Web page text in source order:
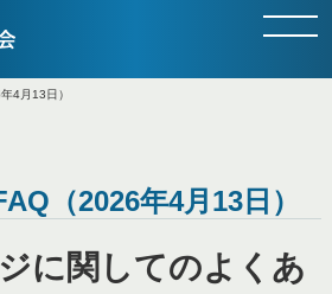
4月13日）
（2026年4月13日）
に関してのよくあ